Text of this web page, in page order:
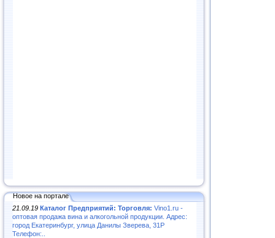
Новое на портале
21.09.19 Каталог Предприятий: Торговля: Vino1.ru -
оптовая продажа вина и алкогольной продукции. Адрес:
город Екатеринбург, улица Данилы Зверева, 31Р
Телефон:..